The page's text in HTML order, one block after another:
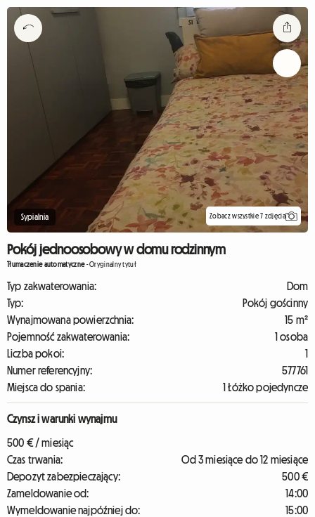
Sypialnia Zobacz wszystkie 7 zdjęcia
Pokój jednoosobowy w domu rodzinnym
Tłumaczenie automatyczne-Oryginalny tytuł
Typ zakwaterowania:
Dom
Typ:
Pokój gościnny
Wynajmowana powierzchnia:
15 m²
Pojemność zakwaterowania:
1 osoba
Liczba pokoi:
1
Numer referencyjny:
577761
Miejsca do spania:
1 Łóżko pojedyncze
Czynsz i warunki wynajmu
500 € / miesiąc
Czas trwania:
Od 3 miesiące do 12 miesiące
Depozyt zabezpieczający:
500 €
Zameldowanie od:
14:00
Wymeldowanie najpóźniej do:
15:00